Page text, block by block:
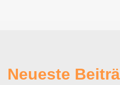
Neueste